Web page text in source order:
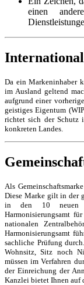
einen
Da ein Markeninhaber
im Ausland geltend
aufgrund einer
geistiges Eigentum
richtet sich der Schutz
konkreten Landes.
Als
Diese Marke gilt in der
in den 10 neuen
Harmonisierungsamt
nationalen
Harmonisierungsamt
sachliche Prüfung
Wohnsitz, Sitz noch
müssen im Verfahren
der Einreichung der
Kanzlei bietet Ihnen auf